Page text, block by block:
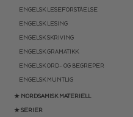
ENGELSK LESEFORSTÅELSE
ENGELSK LESING
ENGELSK SKRIVING
ENGELSK GRAMATIKK
ENGELSK ORD- OG BEGREPER
ENGELSK MUNTLIG
★ NORDSAMISK MATERIELL
★ SERIER